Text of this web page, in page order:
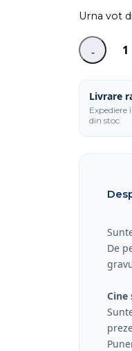
Urna vot
-
Cantitate
vot
mm
Livrare
din stoc
De
Cine